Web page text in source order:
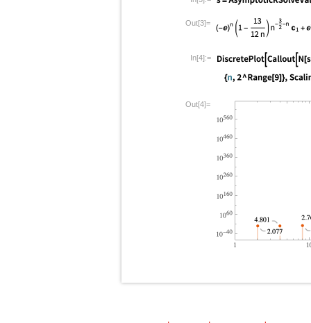
Out[3]=
In[4]:=
Out[4]=